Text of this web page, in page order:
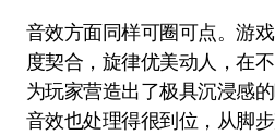
音效方面同样可圈可点。游
度契合，旋律优美动人，在
为玩家营造出了极具沉浸感
音效也处理得很到位，从脚